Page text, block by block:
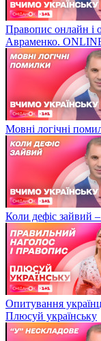
Правопис онлайн і
Авраменко.
Мовні логічні
Коли дефіс зайвий
Опитування
Плюсуй українську